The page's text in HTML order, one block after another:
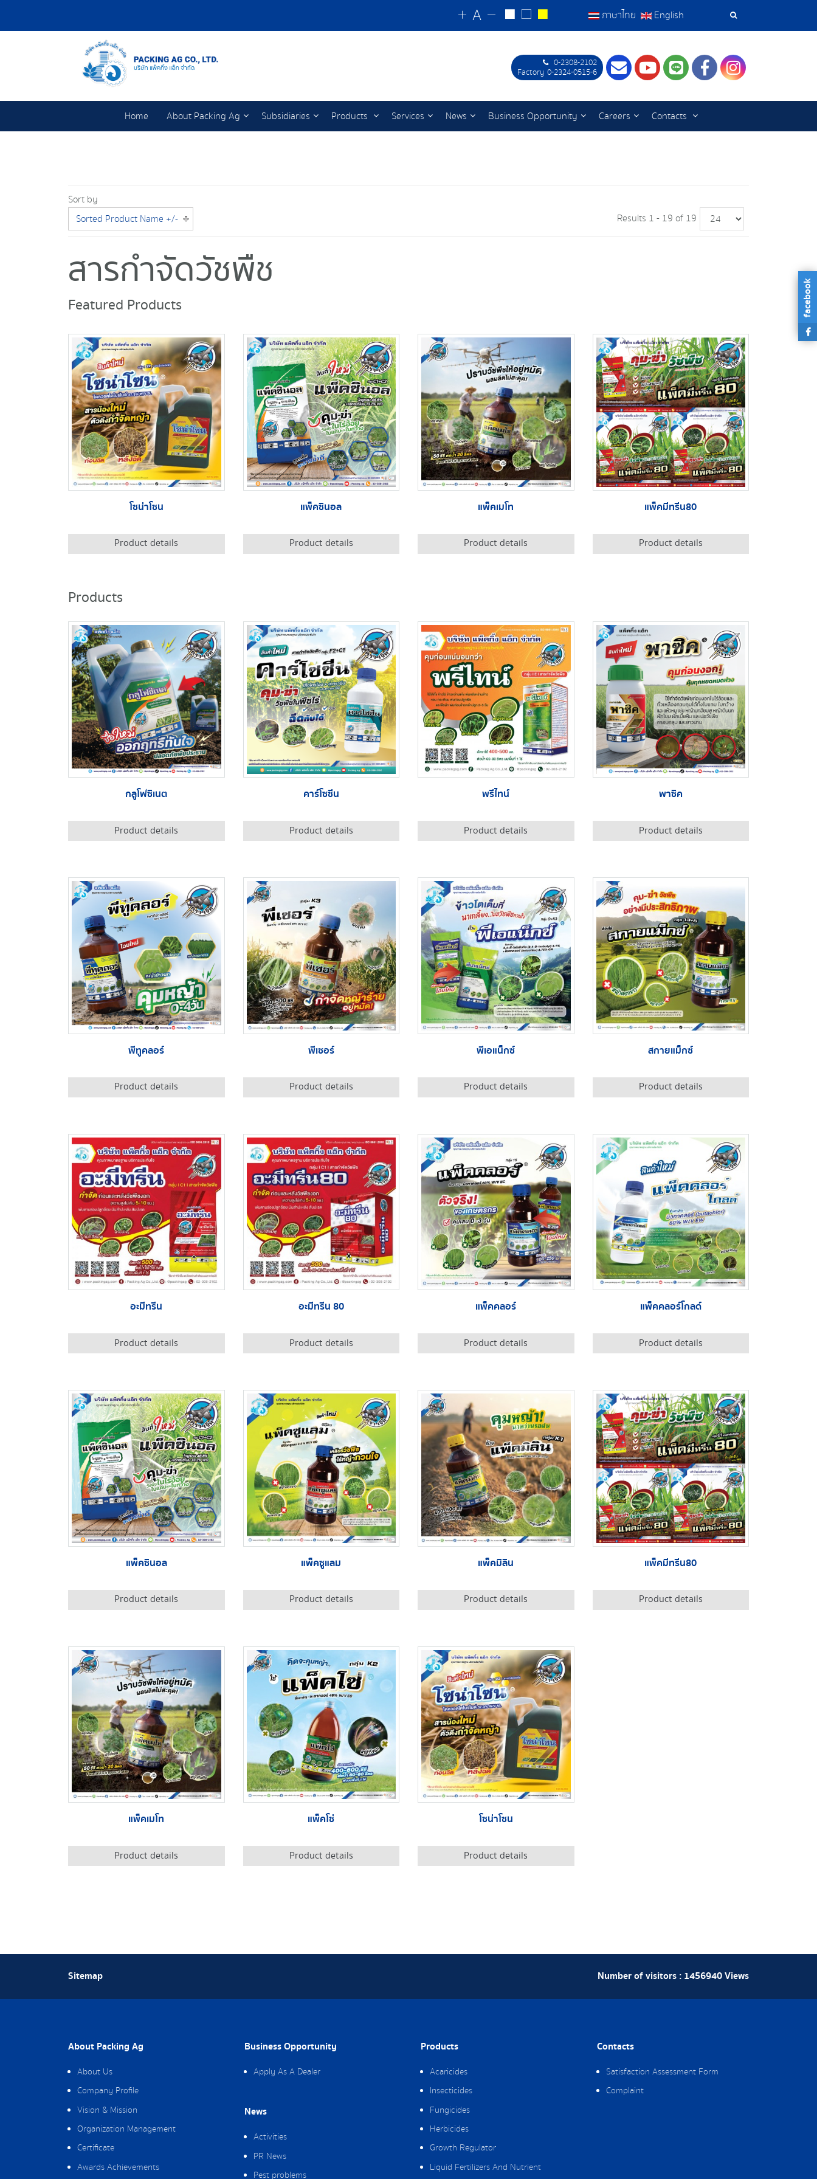
Search
ภาษาไทย English
0-2308-2102
Factory 0-2324-0515-6
ContactYoutube
LINEFacebookInstagram
Home About Packing Ag Subsidiaries Products Services News Business Opportunity Careers Contacts
Sort by
Sorted Product Name +/-
Results 1 - 19 of 19
สารกำจัดวัชพืช
Featured Products
โซน่าโซน
Product details
แพ็คซินอล
Product details
แพ็คเมโท
Product details
แพ็คมีทรีน80
Product details
Products
กลูโฟซิเนต
Product details
คาร์โซซีน
Product details
พรีไทน์
Product details
พาซิค
Product details
พีทูคลอร์
Product details
พีเซอร์
Product details
พีเอแน็กซ์
Product details
สกายแม็กซ์
Product details
อะมีทรีน
Product details
อะมีทรีน 80
Product details
แพ็คคลอร์
Product details
แพ็คคลอร์โกลด์
Product details
แพ็คซินอล
Product details
แพ็คซูแลม
Product details
แพ็คมิลิน
Product details
แพ็คมีทรีน80
Product details
แพ็คเมโท
Product details
แพ็คโซ่
Product details
โซน่าโซน
Product details
Number of visitors : 1456940Views
Sitemap
About Packing Ag
About Us
Company Profile
Vision & Mission
Organization Management
Certificate
Awards Achievements
Business Opportunity
Apply As A Dealer
News
Activities
PR News
Pest problems
Products
Acaricides
Insecticides
Fungicides
Herbicides
Growth Regulator
Liquid Fertilizers And Nutrient
Contacts
Satisfaction Assessment Form
Complaint
facebook